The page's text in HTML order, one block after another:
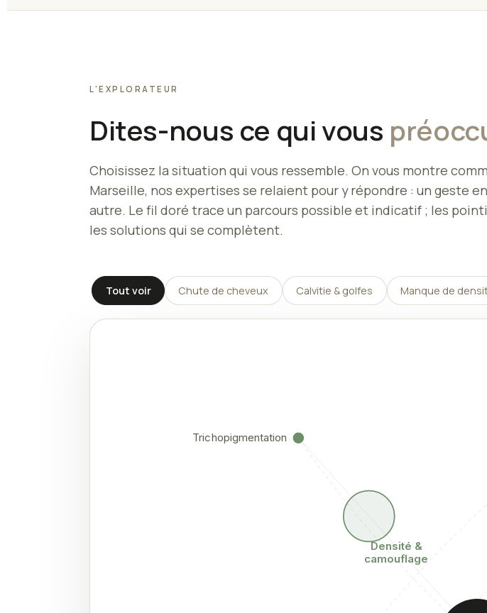
L'EXPLORATEUR
Dites-nous ce qui vous
Choisissez la situation qui vous ressemble. On vous montre
Marseille, nos expertises se relaient pour y répondre : un geste
autre. Le fil doré trace un parcours possible et indicatif ; les
les solutions qui se complètent.
Tout voir Chute de cheveux Calvitie & golfes Manque de
Densité &
camouflage
Trichopigmentation